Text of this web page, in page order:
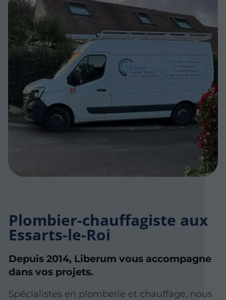
Plombier-chauffagiste aux
Essarts-le-Roi
Depuis 2014, Liberum vous accompagne
dans vos projets.
Spécialistes en plomberie et chauffage, nous